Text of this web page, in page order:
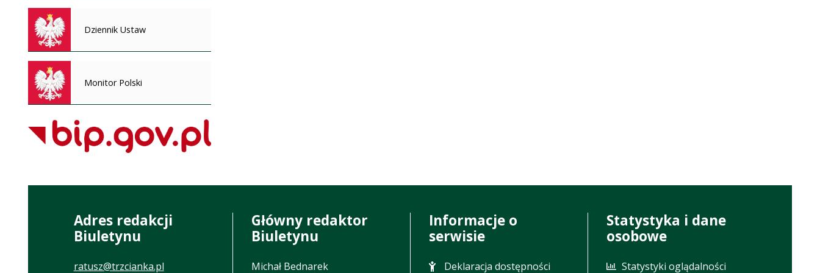
Dziennik Ustaw
Monitor Polski
Adres redakcji
Biuletynu
ratusz@trzcianka.pl
Główny redaktor
Biuletynu
Michał Bednarek
Informacje o
serwisie
Deklaracja dostępności
Statystyka i dane
osobowe
Statystyki oglądalności